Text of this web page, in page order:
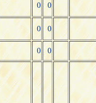
0 0
0 0
0 0